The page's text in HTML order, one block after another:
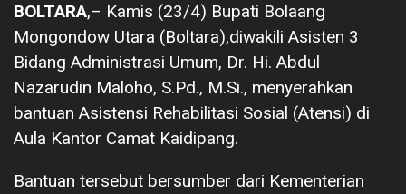
BOLTARA,– Kamis (23/4) Bupati Bolaang
Mongondow Utara (Boltara),diwakili Asisten 3
Bidang Administrasi Umum, Dr. Hi. Abdul
Nazarudin Maloho, S.Pd., M.Si., menyerahkan
bantuan Asistensi Rehabilitasi Sosial (Atensi) di
Aula Kantor Camat Kaidipang.
Bantuan tersebut bersumber dari Kementerian